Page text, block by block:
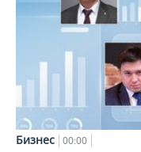
Бизнес 00:00